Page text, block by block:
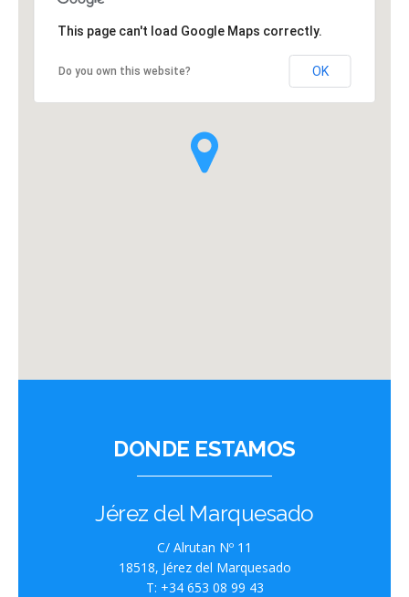
This page can't load Google Maps correctly.
Do you own this website? OK
DONDE ESTAMOS
Jérez del Marquesado
C/ Alrutan Nº 11
18518, Jérez del Marquesado
T: +34 653 08 99 43